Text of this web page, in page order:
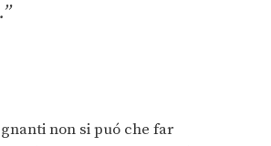
non si puó che far